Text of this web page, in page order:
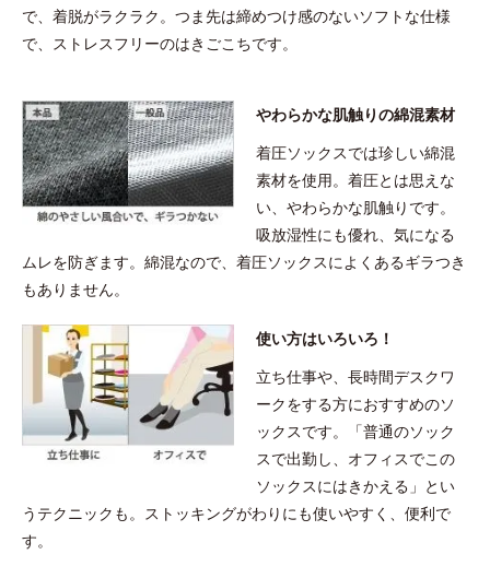
で、着脱がラクラク。つま先は締めつけ感のないソフトな仕様
で、ストレスフリーのはきごこちです。
やわらかな肌触りの綿混素材
着圧ソックスでは珍しい綿混
素材を使用。着圧とは思えな
い、やわらかな肌触りです。
吸放湿性にも優れ、気になる
ムレを防ぎます。綿混なので、着圧ソックスによくあるギラつき
もありません。
使い方はいろいろ！
立ち仕事や、長時間デスクワ
ークをする方におすすめのソ
ックスです。「普通のソック
スで出勤し、オフィスでこの
ソックスにはきかえる」とい
うテクニックも。ストッキングがわりにも使いやすく、便利で
す。